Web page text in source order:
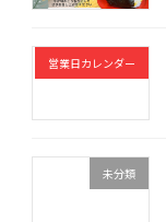
営業日カレンダー
未分類